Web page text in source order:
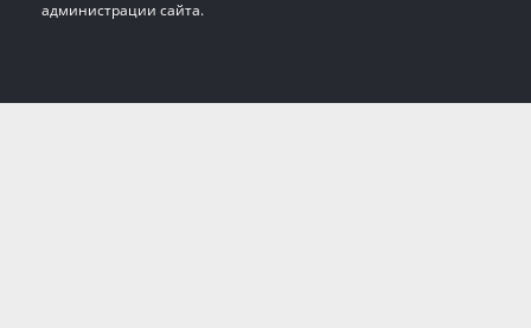
администрации сайта.